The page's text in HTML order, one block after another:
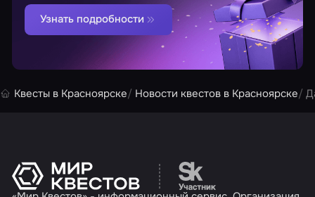
Узнать подробности
Квесты в Красноярске Новости квестов в Красноярске
Перейти на сайт